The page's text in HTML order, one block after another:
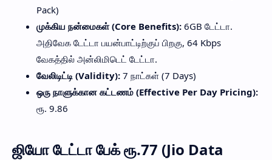
Pack)
முக்கிய நன்மைகள் (Core Benefits): 6GB டேட்டா.
அதிவேக டேட்டா பயன்பாட்டிற்குப் பிறகு, 64 Kbps
வேகத்தில் அன்லிமிடெட் டேட்டா.
வேலிடிட்டி (Validity): 7 நாட்கள் (7 Days)
ஒரு நாளுக்கான கட்டணம் (Effective Per Day Pricing):
ரூ. 9.86
ஜியோ டேட்டா பேக் ரூ.77 (Jio Data